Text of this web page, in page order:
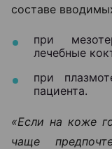
составе
при
лечебные
при
пациента.
«Если на коже
чаще